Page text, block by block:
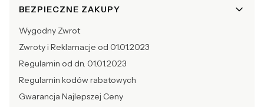
BEZPIECZNE ZAKUPY
Wygodny Zwrot
Zwroty i Reklamacje od 01.01.2023
Regulamin od dn. 01.01.2023
Regulamin kodów rabatowych
Gwarancja Najlepszej Ceny